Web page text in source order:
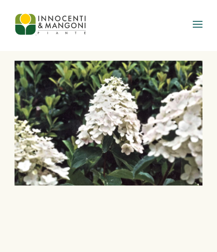
Skip to main content